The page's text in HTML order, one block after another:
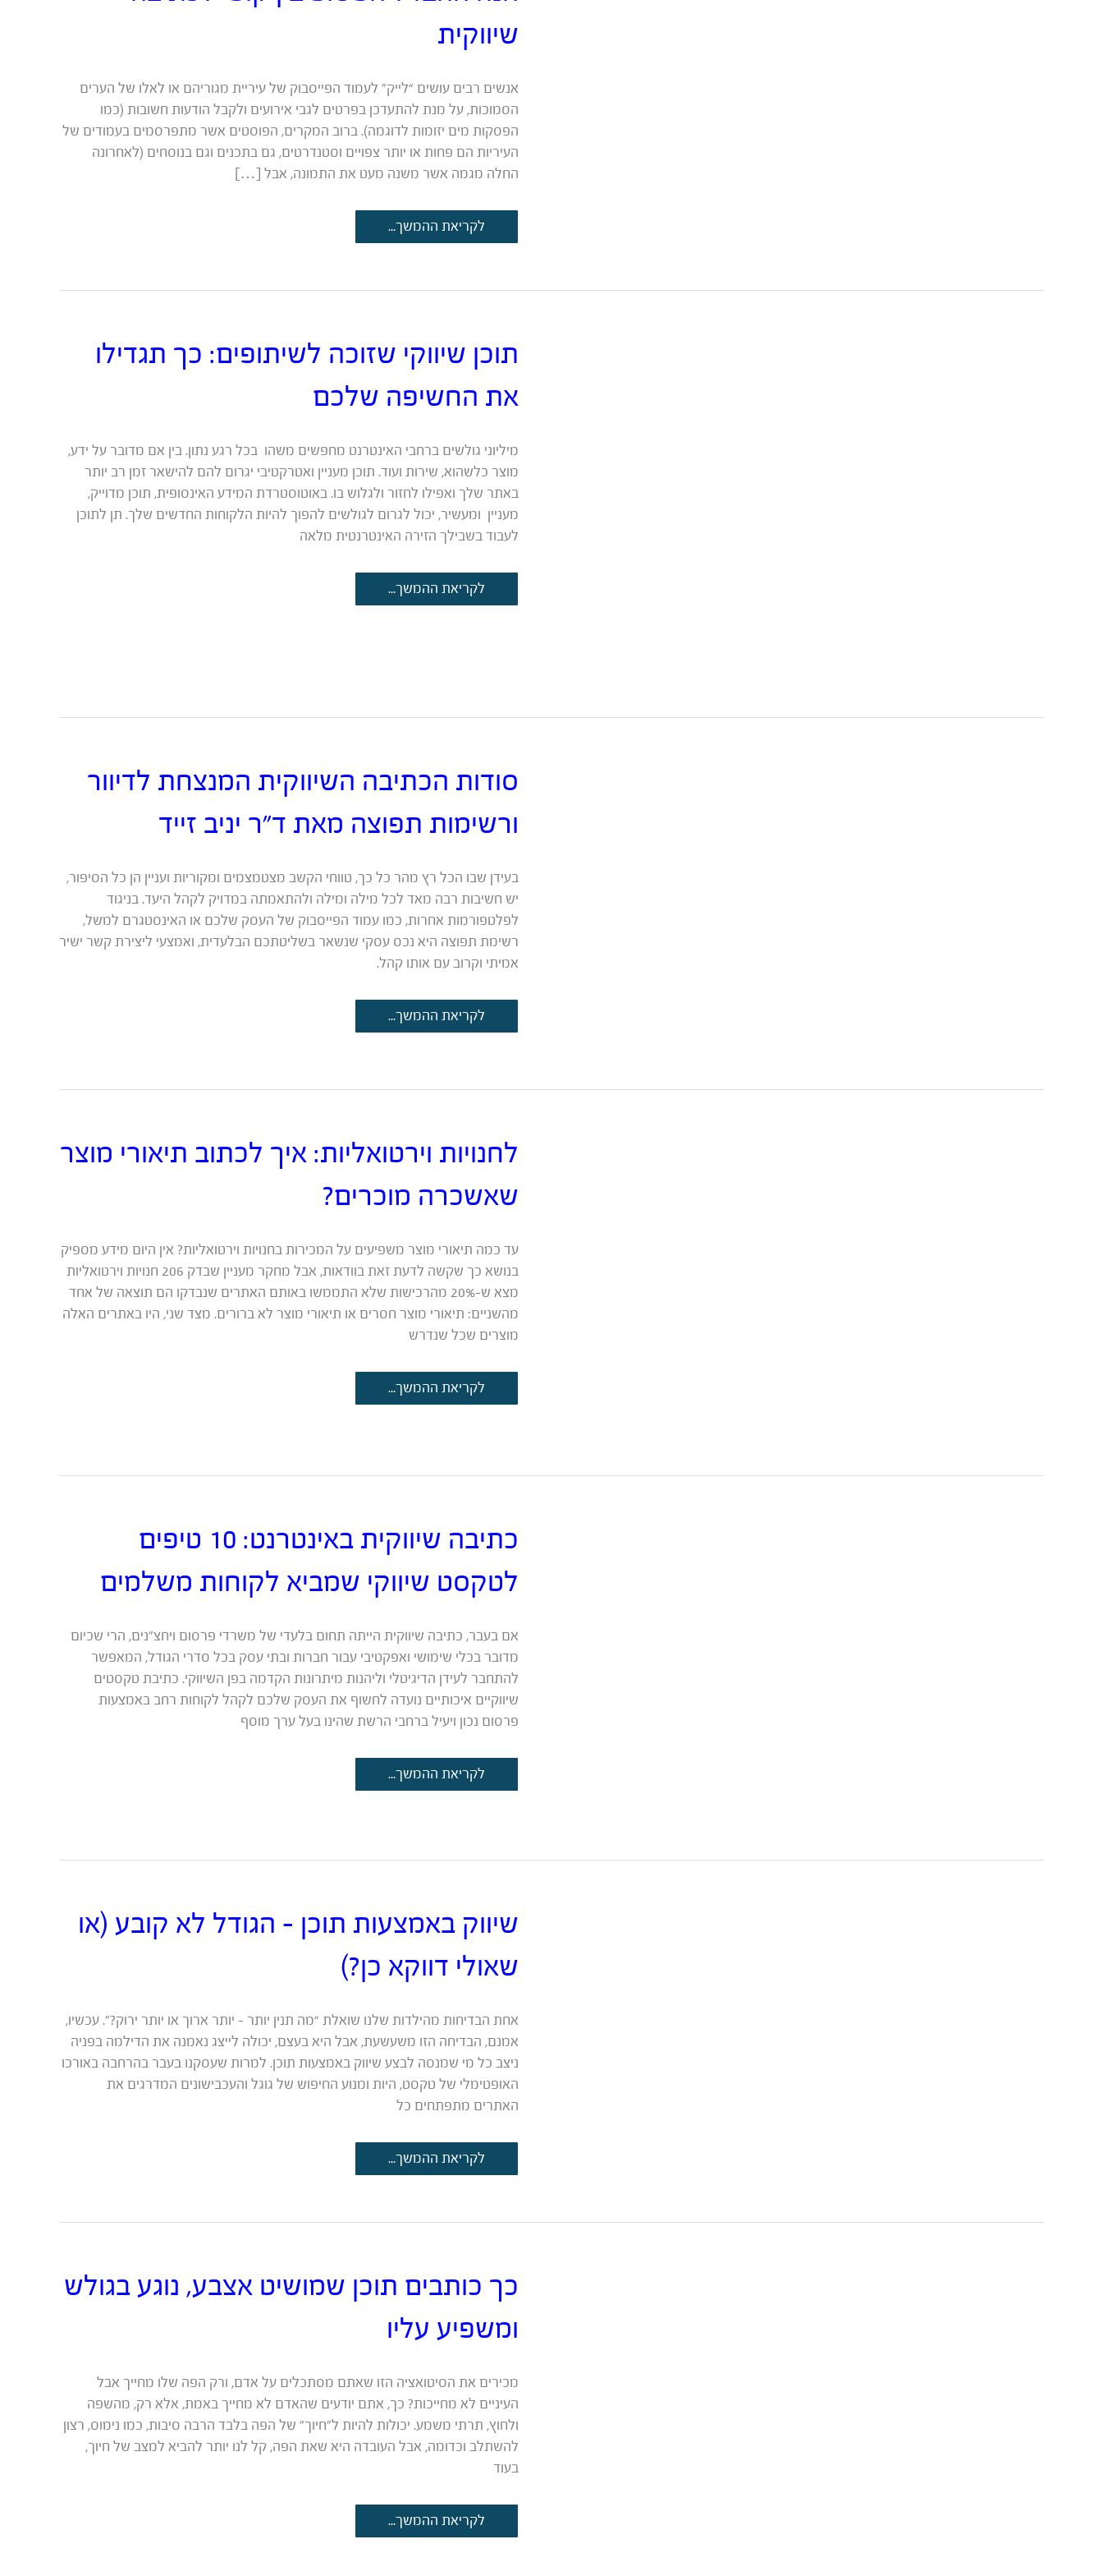
שיווקית
אנשים רבים עושים “לייק” לעמוד הפייסבוק של עיריית מגוריהם או לאלו של הערים
הסמוכות, על מנת להתעדכן בפרטים לגבי אירועים ולקבל הודעות חשובות (כמו
הפסקות מים יזומות לדוגמה). ברוב המקרים, הפוסטים אשר מתפרסמים בעמודים של
העיריות הם פחות או יותר צפויים וסטנדרטים, גם בתכנים וגם בנוסחים (לאחרונה
החלה מגמה אשר משנה מעט את התמונה, אבל […]
הנה
ההבדל
קופי
לקריאת ההמשך...
תוכן שיווקי שזוכה לשיתופים: כך תגדילו
את החשיפה שלכם
מיליוני גולשים ברחבי האינטרנט מחפשים משהו בכל רגע נתון. בין אם מדובר על ידע,
מוצר כלשהוא, שירות ועוד. תוכן מעניין ואטרקטיבי יגרום להם להישאר זמן רב יותר
באתר שלך ואפילו לחזור ולגלוש בו. באוטוסטרדת המידע האינסופית, תוכן מדוייק,
מעניין ומעשיר, יכול לגרום לגולשים להפוך להיות הלקוחות החדשים שלך. תן לתוכן
לעבוד בשבילך הזירה האינטרנטית מלאה
תוכן
שיווקי
שלכם
לקריאת ההמשך...
סודות הכתיבה השיווקית המנצחת לדיוור
ורשימות תפוצה מאת ד”ר יניב זייד
בעידן שבו הכל רץ מהר כל כך, טווחי הקשב מצטמצמים ומקוריות ועניין הן כל הסיפור,
יש חשיבות רבה מאד לכל מילה ומילה ולהתאמתה במדויק לקהל היעד. בניגוד
לפלטפורמות אחרות, כמו עמוד הפייסבוק של העסק שלכם או האינסטגרם למשל,
רשימת תפוצה היא נכס עסקי שנשאר בשליטתכם הבלעדית, ואמצעי ליצירת קשר ישיר
אמיתי וקרוב עם אותו קהל.
סודות
הכתיבה
ד”ר
יניב
לקריאת ההמשך...
לחנויות וירטואליות: איך לכתוב תיאורי מוצר
שאשכרה מוכרים?
עד כמה תיאורי מוצר משפיעים על המכירות בחנויות וירטואליות? אין היום מידע מספיק
בנושא כך שקשה לדעת זאת בוודאות, אבל מחקר מעניין שבדק 206 חנויות וירטואליות
מצא ש-20% מהרכישות שלא התממשו באותם האתרים שנבדקו הם תוצאה של אחד
מהשניים: תיאורי מוצר חסרים או תיאורי מוצר לא ברורים. מצד שני, היו באתרים האלה
מוצרים שכל שנדרש
לחנויות
וירטואליות:
לקריאת ההמשך...
כתיבה שיווקית באינטרנט: 10 טיפים
לטקסט שיווקי שמביא לקוחות משלמים
אם בעבר, כתיבה שיווקית הייתה תחום בלעדי של משרדי פרסום ויחצ”נים, הרי שכיום
מדובר בכלי שימושי ואפקטיבי עבור חברות ובתי עסק בכל סדרי הגודל, המאפשר
להתחבר לעידן הדיגיטלי וליהנות מיתרונות הקדמה בפן השיווקי. כתיבת טקסטים
שיווקיים איכותיים נועדה לחשוף את העסק שלכם לקהל לקוחות רחב באמצעות
פרסום נכון ויעיל ברחבי הרשת שהינו בעל ערך מוסף
כתיבה
שיווקית
לטקסט
משלמים
לקריאת ההמשך...
שיווק באמצעות תוכן – הגודל לא קובע (או
שאולי דווקא כן?)
אחת הבדיחות מהילדות שלנו שואלת “מה תנין יותר – יותר ארוך או יותר ירוק?”. עכשיו,
אמנם, הבדיחה הזו משעשעת, אבל היא בעצם, יכולה לייצג נאמנה את הדילמה בפניה
ניצב כל מי שמנסה לבצע שיווק באמצעות תוכן. למרות שעסקנו בעבר בהרחבה באורכו
האופטימלי של טקסט, היות ומנוע החיפוש של גוגל והעכבישונים המדרגים את
האתרים מתפתחים כל
שיווק
באמצעות
הגודל
שאולי
כן?)
לקריאת ההמשך...
כך כותבים תוכן שמושיט אצבע, נוגע בגולש
ומשפיע עליו
מכירים את הסיטואציה הזו שאתם מסתכלים על אדם, ורק הפה שלו מחייך אבל
העיניים לא מחייכות? כך, אתם יודעים שהאדם לא מחייך באמת, אלא רק, מהשפה
ולחוץ, תרתי משמע. יכולות להיות ל”חיוך” של הפה בלבד הרבה סיבות, כמו נימוס, רצון
להשתלב וכדומה, אבל העובדה היא שאת הפה, קל לנו יותר להביא למצב של חיוך,
בעוד
כך
כותבים
לקריאת ההמשך...